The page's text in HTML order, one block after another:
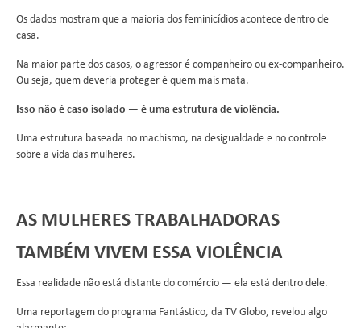
Os dados mostram que a maioria dos feminicídios acontece dentro de
casa.
Na maior parte dos casos, o agressor é companheiro ou ex-companheiro.
Ou seja, quem deveria proteger é quem mais mata.
Isso não é caso isolado — é uma estrutura de violência.
Uma estrutura baseada no machismo, na desigualdade e no controle
sobre a vida das mulheres.
AS MULHERES TRABALHADORAS
TAMBÉM VIVEM ESSA VIOLÊNCIA
Essa realidade não está distante do comércio — ela está dentro dele.
Uma reportagem do programa Fantástico, da TV Globo, revelou algo